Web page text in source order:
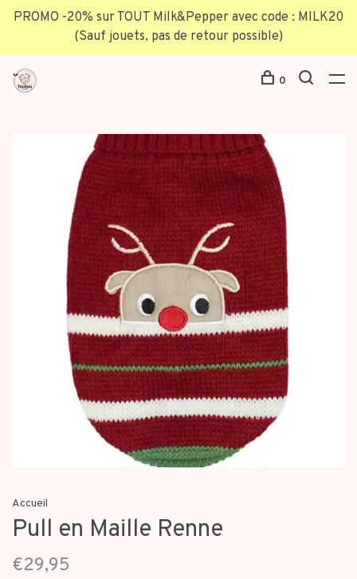
PROMO -20% sur TOUT Milk&Pepper avec code : MILK20
(Sauf jouets, pas de retour possible)
0
Accueil
Pull en Maille Renne
€29,95